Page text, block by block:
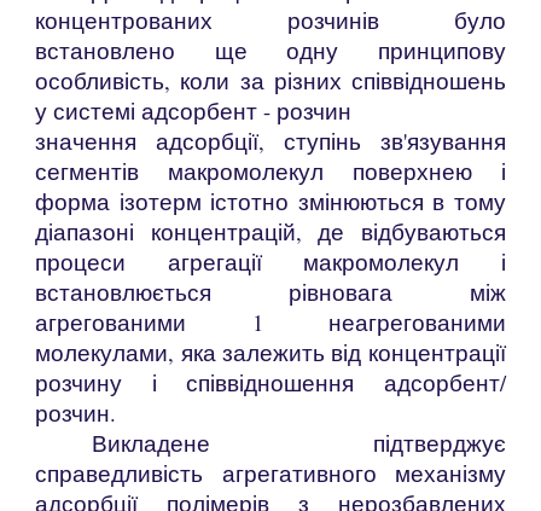
концентрованих розчинів було
встановлено ще одну принципову
особливість, коли за різних співвідношень
у системі адсорбент - розчин
значення адсорбції, ступінь зв'язування
сегментів макромолекул поверхнею і
форма ізотерм істотно змінюються в тому
діапазоні концентрацій, де відбуваються
процеси агрегації макромолекул і
встановлюється рівновага між
агрегованими 1 неагрегованими
молекулами, яка залежить від концентрації
розчину і співвідношення адсорбент/
розчин.
Викладене підтверджує
справедливість агрегативного механізму
адсорбції полімерів з нерозбавлених